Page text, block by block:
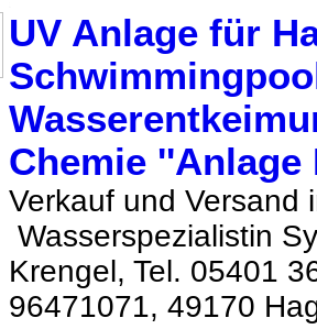
UV Anlage für
Chemie ''Anlage
Verkauf und Versand
Wasserspezialistin
Krengel, Tel. 05401
96471071, 49170